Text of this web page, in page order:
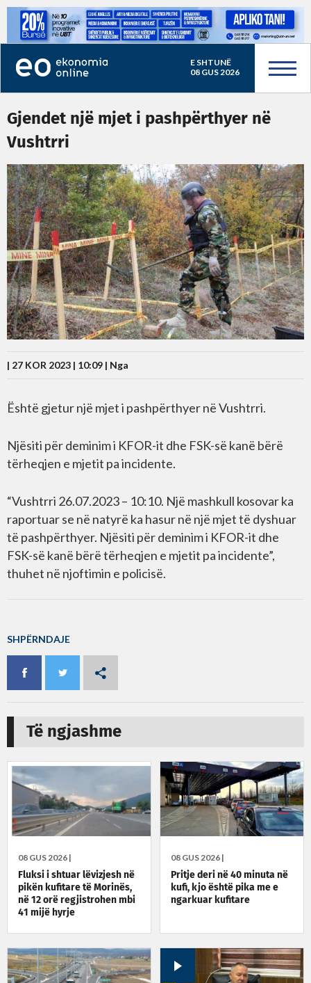
E SHTUNË
08 GUS 2026
Gjendet një mjet i pashpërthyer në
Vushtrri
| 27 KOR 2023 | 10:09 | Nga
Është gjetur një mjet i pashpërthyer në Vushtrri.
Njësiti për deminim i KFOR-it dhe FSK-së kanë bërë
tërheqjen e mjetit pa incidente.
“Vushtrri 26.07.2023 – 10:10. Një mashkull kosovar ka
raportuar se në natyrë ka hasur në një mjet të dyshuar
të pashpërthyer. Njësiti për deminim i KFOR-it dhe
FSK-së kanë bërë tërheqjen e mjetit pa incidente”,
thuhet në njoftimin e policisë.
SHPËRNDAJE
Të ngjashme
08 GUS 2026 |
Fluksi i shtuar lëvizjesh në
pikën kufitare të Morinës,
në 12 orë regjistrohen mbi
41 mijë hyrje
08 GUS 2026 |
Pritje deri në 40 minuta në
kufi, kjo është pika me e
ngarkuar kufitare